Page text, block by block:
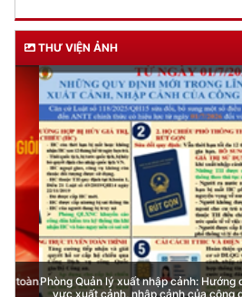
THƯ VIỆN ẢNH
Phòng Quản lý xuất nhập cảnh: Hướng
vực xuất cảnh, nhập cảnh của công